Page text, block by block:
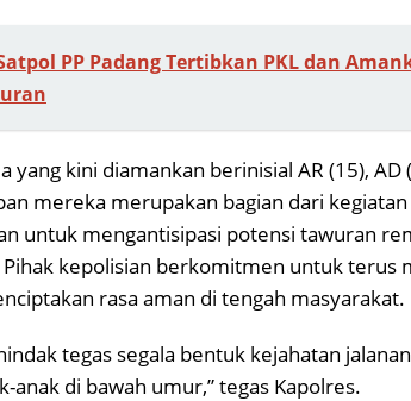
PP Padang Tertibkan PKL dan
yang kini diamankan berinisial AR (15), AD
mereka merupakan bagian dari
untuk mengantisipasi potensi tawuran
Pihak kepolisian berkomitmen untuk terus
rasa aman di tengah masyarakat.
tegas segala bentuk kejahatan
anak di bawah umur,” tegas Kapolres.